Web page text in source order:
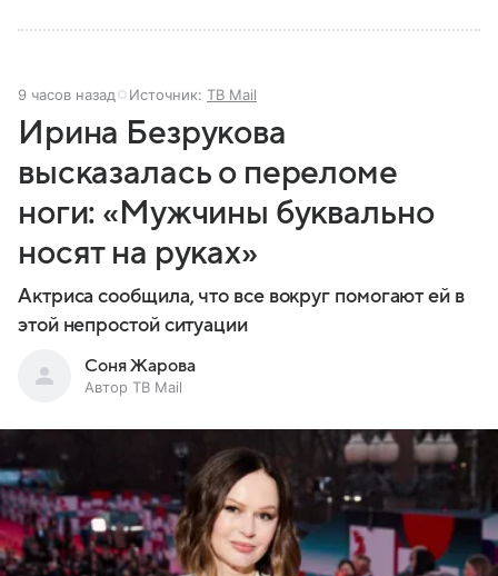
9 часов назад Источник: ТВ Mail
Ирина Безрукова
высказалась о переломе
ноги: «Мужчины буквально
носят на руках»
Актриса сообщила, что все вокруг помогают ей в
этой непростой ситуации
Соня Жарова
Автор ТВ Mail